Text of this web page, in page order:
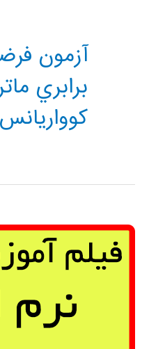
آزمون
برابري